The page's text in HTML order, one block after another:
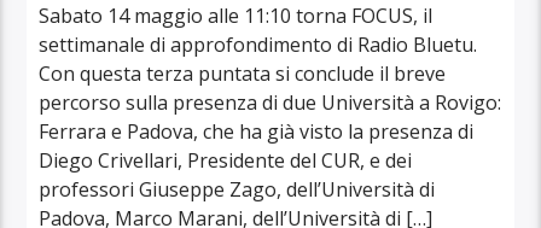
Sabato 14 maggio alle 11:10 torna FOCUS, il
settimanale di approfondimento di Radio Bluetu.
Con questa terza puntata si conclude il breve
percorso sulla presenza di due Università a Rovigo:
Ferrara e Padova, che ha già visto la presenza di
Diego Crivellari, Presidente del CUR, e dei
professori Giuseppe Zago, dell’Università di
Padova, Marco Marani, dell’Università di […]